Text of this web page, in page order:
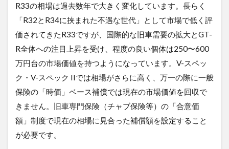
R33
番高
く売
めの
戦略
3.1
自動
は
「月
割り
で還
R33の相場は過去数年で大きく変化しています。長らく
「R32とR34に挟まれた不遇な世代」として市場で低く評
価されてきたR33ですが、国際的な旧車需要の拡大とGT-
R全体への注目上昇を受け、程度の良い個体は250〜600
万円台の市場価値を持つようになっています。V-スペッ
ク・V-スペック IIでは相場がさらに高く、万一の際に一般
保険の「時価」ベース補償では現在の市場価値を回収で
きません。旧車専門保険（チャブ保険等）の「合意価
額」制度で現在の相場に見合った補償額を設定すること
が必要です。